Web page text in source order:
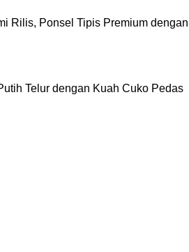
Rilis, Ponsel Tipis Premium dengan
Telur dengan Kuah Cuko Pedas